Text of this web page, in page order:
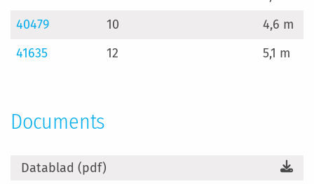
40479
10
4,6 m
41635
12 5,1 m
Documents
Datablad (pdf)